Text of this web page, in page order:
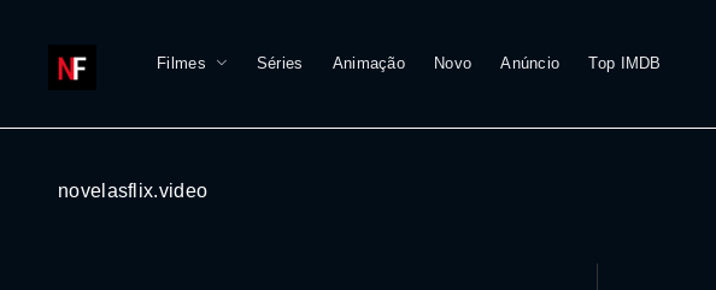
Filmes Séries Animação Novo Anúncio Top IMDB
novelasflix.video